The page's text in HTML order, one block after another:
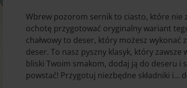
Wbrew pozorom sernik to ciasto, które nie
ochotę przygotować oryginalny wariant
chałwowyto deser, który możesz wykonać
deser. To nasz pyszny klasyk, który zawsze
bliski Twoim smakom, dodaj ją do deseru i
powstać! Przygotuj niezbędne składniki i...